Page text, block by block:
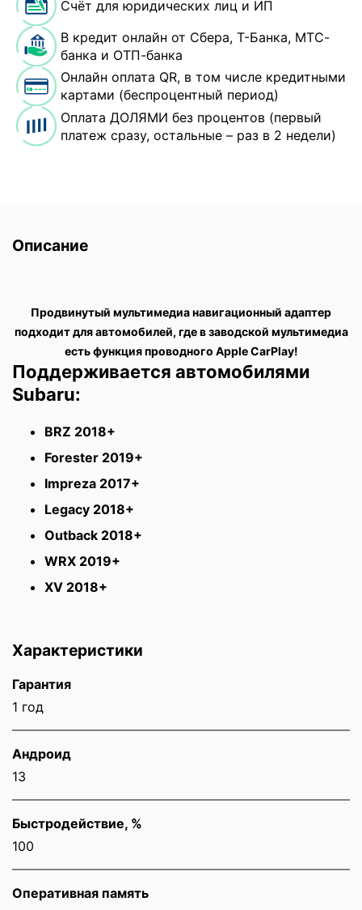
Счёт для юридических лиц и ИП
В кредит онлайн от Сбера, Т-Банка, МТС-
банка и ОТП-банка
Онлайн оплата QR, в том числе кредитными
картами (беспроцентный период)
Оплата ДОЛЯМИ без процентов (первый
платеж сразу, остальные – раз в 2 недели)
Описание
Продвинутый мультимедиа навигационный адаптер
подходит для автомобилей, где в заводской мультимедиа
есть функция проводного Apple CarPlay!
Поддерживается автомобилями
Subaru:
BRZ 2018+
Forester 2019+
Impreza 2017+
Legacy 2018+
Outback 2018+
WRX 2019+
XV 2018+
Характеристики
Гарантия
1 год
Андроид
13
Быстродействие, %
100
Оперативная память